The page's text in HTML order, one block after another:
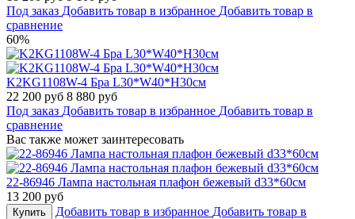
Под заказ Добавить товар в избранное Добавить товар в
сравнение
60%
K2KG1108W-4 Бра L30*W40*H30см
22 200 руб 8 880 руб
Под заказ Добавить товар в избранное Добавить товар в
сравнение
Вас также может заинтересовать
22-86946 Лампа настольная плафон бежевый d33*60см
13 200 руб
Купить Добавить товар в избранное Добавить товар в